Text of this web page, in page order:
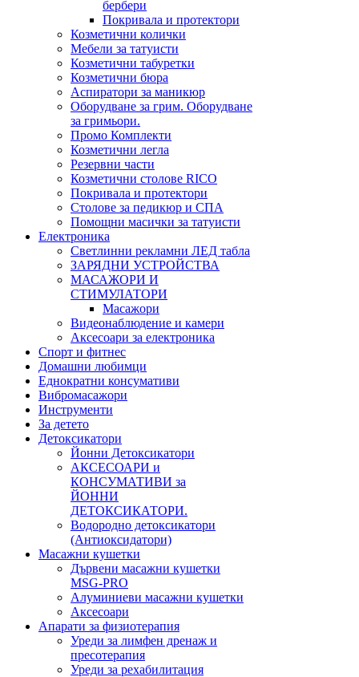
бербери
Покривала и протектори
Козметични колички
Мебели за татуисти
Козметични табуретки
Козметични бюра
Аспиратори за маникюр
Оборудване за грим. Оборудване
за гримьори.
Промо Комплекти
Козметични легла
Резервни части
Козметични столове RICO
Покривала и протектори
Столове за педикюр и СПА
Помощни масички за татуисти
Електроника
Светлинни рекламни ЛЕД табла
ЗАРЯДНИ УСТРОЙСТВА
МАСАЖОРИ И
СТИМУЛАТОРИ
Масажори
Видеонаблюдение и камери
Аксесоари за електроника
Спорт и фитнес
Домашни любимци
Еднократни консумативи
Вибромасажори
Инструменти
За детето
Детоксикатори
Йонни Детоксикатори
АКСЕСОАРИ и
КОНСУМАТИВИ за
ЙОННИ
ДЕТОКСИКАТОРИ.
Водородно детоксикатори
(Антиоксидатори)
Масажни кушетки
Дървени масажни кушетки
MSG-PRO
Алуминиеви масажни кушетки
Аксесоари
Апарати за физиотерапия
Уреди за лимфен дренаж и
пресотерапия
Уреди за рехабилитация